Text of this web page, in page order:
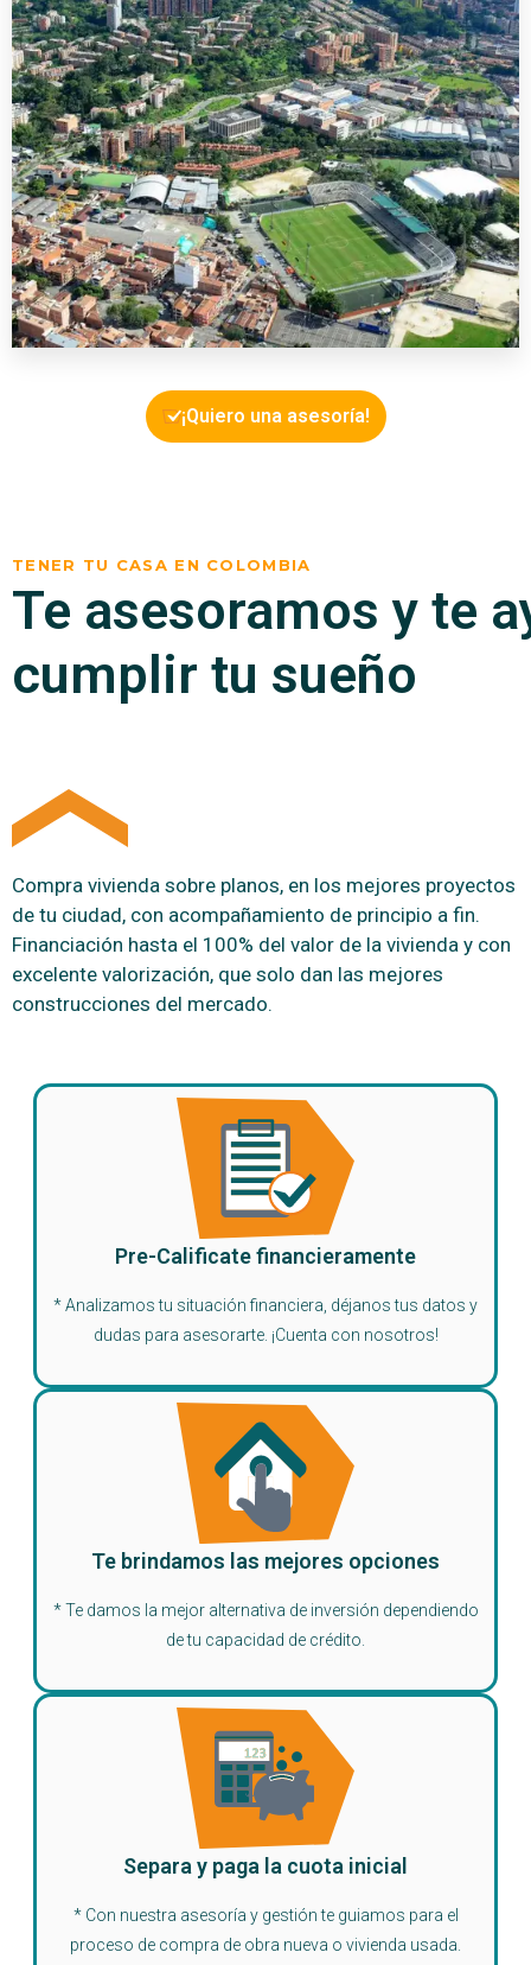
VER MÁS
VER MÁS
¡Quiero una asesoría!
TENER TU CASA EN COLOMBIA
Te asesoramos y te
cumplir tu sueño
Compra vivienda sobre planos, en los mejores proyectos
de tu ciudad, con acompañamiento de principio a fin.
Financiación hasta el 100% del valor de la vivienda y con
excelente valorización, que solo dan las mejores
construcciones del mercado.
Pre-Calificate financieramente
* Analizamos tu situación financiera, déjanos tus datos y
dudas para asesorarte. ¡Cuenta con nosotros!
Te brindamos las mejores opciones
* Te damos la mejor alternativa de inversión dependiendo
de tu capacidad de crédito.
Separa y paga la cuota inicial
* Con nuestra asesoría y gestión te guiamos para el
proceso de compra de obra nueva o vivienda usada.